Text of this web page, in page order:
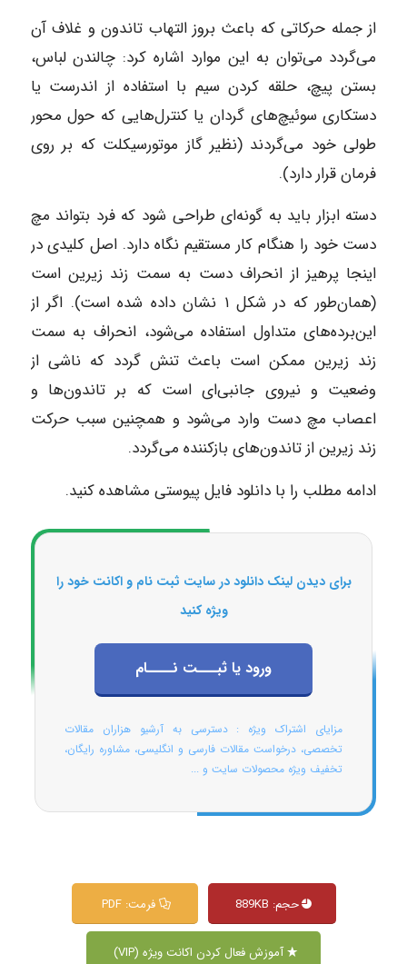
از جمله حرکاتی که باعث بروز التهاب تاندون و غلاف آن
می‌گردد می‌توان به این موارد اشاره کرد: چالندن لباس،
بستن پیچ، حلقه کردن سیم با استفاده از اندرست یا
دستکاری سوئیچ‌های گردان یا کنترل‌هایی که حول محور
طولی خود می‌گردند (نظیر گاز موتورسیکلت که بر روی
فرمان قرار دارد).
دسته ابزار باید به گونه‌ای طراحی شود که فرد بتواند مچ
دست خود را هنگام کار مستقیم نگاه دارد. اصل کلیدی در
اینجا پرهیز از انحراف دست به سمت زند زیرین است
(همان‌طور که در شکل ۱ نشان داده شده است). اگر از
این‌برده‌های متداول استفاده می‌شود، انحراف به سمت
زند زیرین ممکن است باعث تنش گردد که ناشی از
وضعیت و نیروی جانبی‌ای است که بر تاندون‌ها و
اعصاب مچ دست وارد می‌شود و همچنین سبب حرکت
زند زیرین از تاندون‌های بازکننده می‌گردد.
ادامه مطلب را با دانلود فایل پیوستی مشاهده کنید.
برای دیدن لینک دانلود در سایت ثبت نام و اکانت خود را
ویژه کنید
ورود یا ثبـــت نــــام
مزایای اشتراک ویژه : دسترسی به آرشیو هزاران مقالات
تخصصی، درخواست مقالات فارسی و انگلیسی، مشاوره رایگان،
تخفیف ویژه محصولات سایت و ...
حجم: 889KB فرمت: PDF
آموزش فعال کردن اکانت ویژه (VIP)